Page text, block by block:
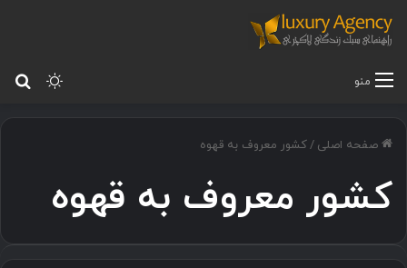
منو
صفحه اصلی /کشور معروف به قهوه
کشور معروف به قهوه